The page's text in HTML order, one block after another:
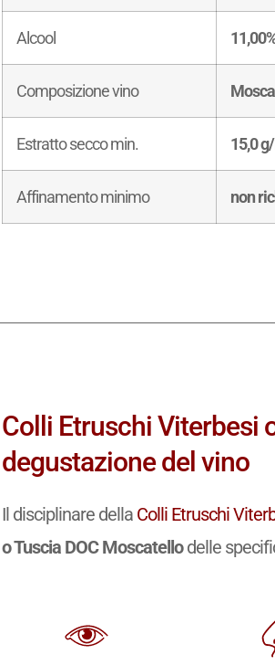
Alcool
Composizione vino
Estratto secco min. 15,0 g/l
Affinamento minimo non
Colli Etruschi Viterbesi
degustazione del vino
Il disciplinare della Colli Etruschi
o Tuscia DOC Moscatellodelle